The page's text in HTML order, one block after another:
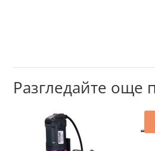
Разгледайте още